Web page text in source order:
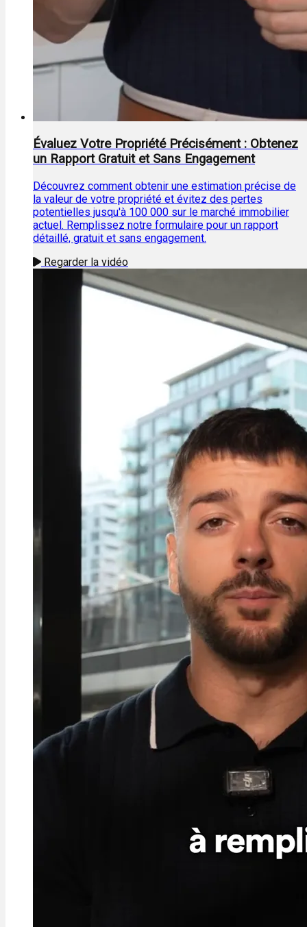
Évaluez Votre Propriété Précisément : Obtenez
un Rapport Gratuit et Sans Engagement
Découvrez comment obtenir une estimation précise de
la valeur de votre propriété et évitez des pertes
potentielles jusqu'à 100 000 sur le marché immobilier
actuel. Remplissez notre formulaire pour un rapport
détaillé, gratuit et sans engagement.
Regarder la vidéo